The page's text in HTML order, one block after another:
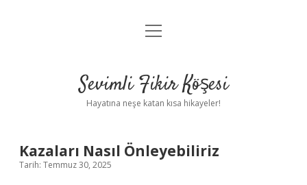
Anasayfa
Yasal Uyarı
menüyü
Sevimli Fikir Köşesi
Hayatına neşe katan kısa hikayeler!
Kazaları Nasıl Önleyebiliriz
Tarih: Temmuz 30, 2025